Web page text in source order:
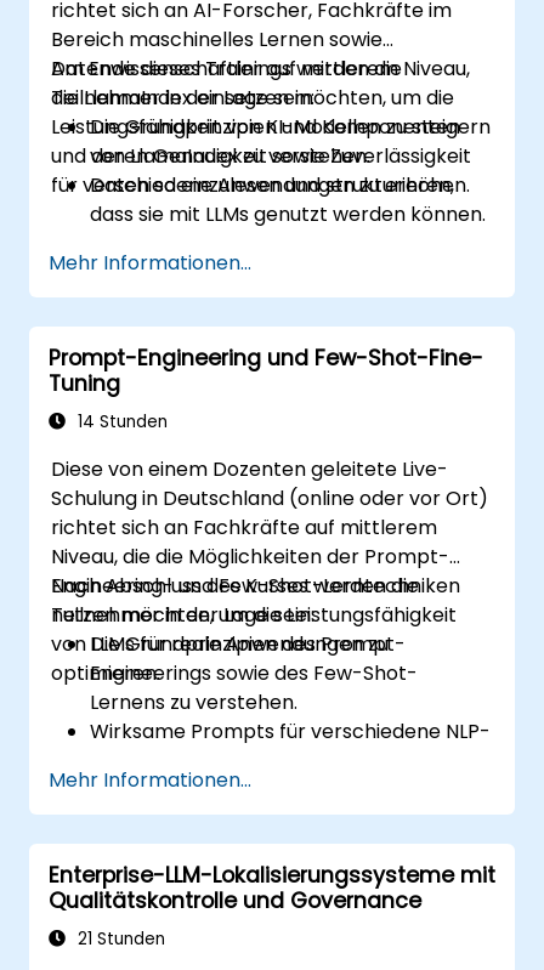
Bereitstellung von Anwendungen, die auf
großen Sprachmodellen basieren, zu
erkennen und berücksichtigen.
richtet sich an AI-Forscher, Fachkräfte im
Bereich maschinelles Lernen sowie
Datenwissenschaftler auf mittlerem Niveau,
die LlamaIndex einsetzen möchten, um die
Leistungsfähigkeit von KI-Modellen zu steigern
und deren Genauigkeit sowie Zuverlässigkeit
für verschiedene Anwendungen zu erhöhen.
Am Ende dieses Trainings werden die
Teilnehmer in der Lage sein:
Die Grundprinzipien und Komponenten
von LlamaIndex zu verstehen.
Daten so einzulesen und strukturieren,
dass sie mit LLMs genutzt werden können.
um die Leistungsfähigkeit von KI-Modellen
zu verbessern.
LlamaIndex in bestehende KI-Systeme
und Arbeitsabläufe zu integrieren.
Mehr Informationen...
Prompt-Engineering und Few-Shot-Fine-
Tuning
14 Stunden
Diese von einem Dozenten geleitete Live-
Schulung in Deutschland (online oder vor Ort)
richtet sich an Fachkräfte auf mittlerem
Niveau, die die Möglichkeiten der Prompt-
Engineering- und Few-Shot-Lerntechniken
nutzen möchten, um die Leistungsfähigkeit
von LLMs für reale Anwendungen zu
optimieren.
Nach Abschluss des Kurses werden die
Teilnehmer in der Lage sein:
Die Grundprinzipien des Prompt-
Engineerings sowie des Few-Shot-
Lernens zu verstehen.
Wirksame Prompts für verschiedene NLP-
Mit wenig Daten mittels Few-Shot-
Techniken LLMs anzupassen.
Die Leistung von LLMs für praktische
Anwendungen zu optimieren.
Mehr Informationen...
Enterprise-LLM-Lokalisierungssysteme mit
Qualitätskontrolle und Governance
21 Stunden